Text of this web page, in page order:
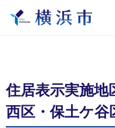
住居表示実施地
西区・保土ケ谷